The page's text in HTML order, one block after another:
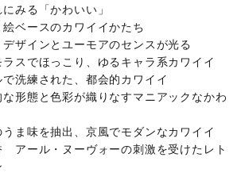
みる「かわいい」
ベースのカワイイかたち
ザインとユーモアのセンスが光る
スでほっこり、ゆるキャラ系カワイイ
洗練された、都会的カワイイ
形態と色彩が織りなすマニアックなかわ
ま味を抽出、京風でモダンなカワイイ
アール・ヌーヴォーの刺激を受けたレト